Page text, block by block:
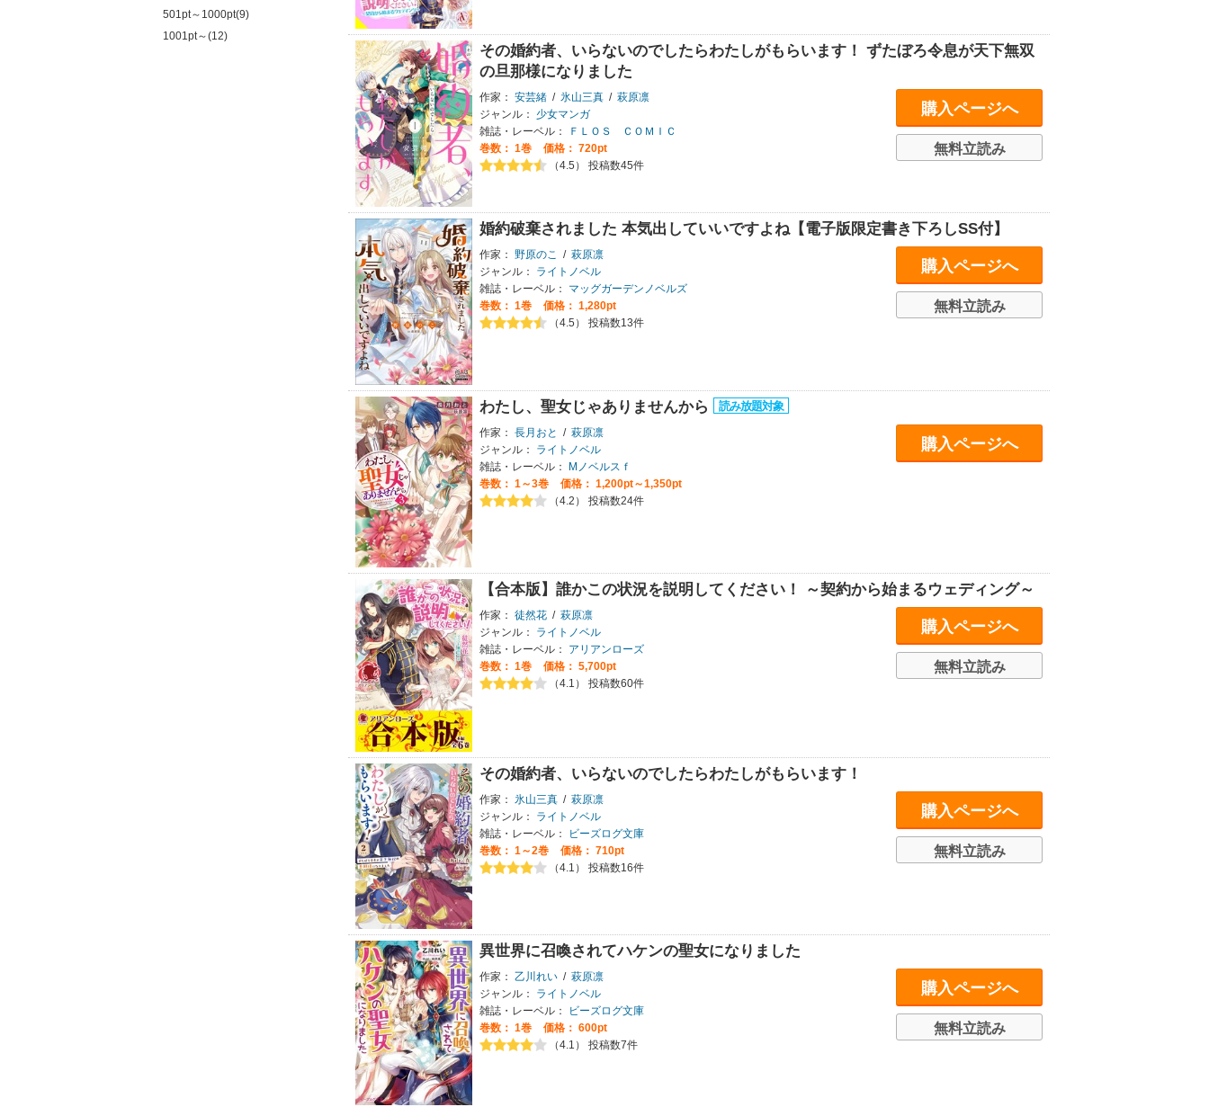
501pt～1000pt(9)
1001pt～(12)
その婚約者、いらないのでしたらわたしがもらいます！ ずたぼろ令息が天下無双
の旦那様になりました
作家： 安芸緒 / 氷山三真 / 萩原凛
ジャンル：
少女マンガ
雑誌・レーベル：
ＦＬＯＳ ＣＯＭＩＣ
巻数： 1巻
価格： 720pt
（4.5） 投稿数45件
購入ページへ
無料立読み
婚約破棄されました 本気出していいですよね【電子版限定書き下ろしSS付】
作家： 野原のこ / 萩原凛
ジャンル：
ライトノベル
雑誌・レーベル：
マッグガーデンノベルズ
巻数： 1巻
価格： 1,280pt
（4.5） 投稿数13件
購入ページへ
無料立読み
わたし、聖女じゃありませんから
作家： 長月おと / 萩原凛
ジャンル：
ライトノベル
雑誌・レーベル：
Mノベルスｆ
巻数： 1～3巻
価格： 1,200pt～1,350pt
（4.2） 投稿数24件
購入ページへ
【合本版】誰かこの状況を説明してください！ ～契約から始まるウェディング～
作家： 徒然花 / 萩原凛
ジャンル：
ライトノベル
雑誌・レーベル：
アリアンローズ
巻数： 1巻
価格： 5,700pt
（4.1） 投稿数60件
購入ページへ
無料立読み
その婚約者、いらないのでしたらわたしがもらいます！
作家： 氷山三真 / 萩原凛
ジャンル：
ライトノベル
雑誌・レーベル：
ビーズログ文庫
巻数： 1～2巻
価格： 710pt
（4.1） 投稿数16件
購入ページへ
無料立読み
異世界に召喚されてハケンの聖女になりました
作家： 乙川れい / 萩原凛
ジャンル：
ライトノベル
雑誌・レーベル：
ビーズログ文庫
巻数： 1巻
価格： 600pt
（4.1） 投稿数7件
購入ページへ
無料立読み